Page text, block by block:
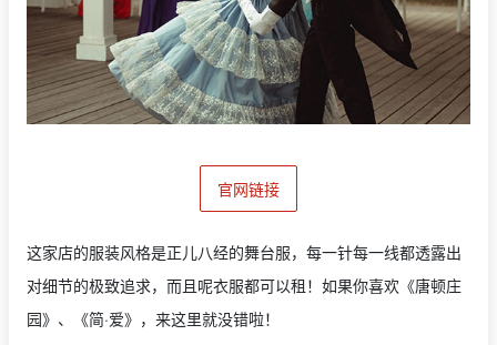
官网链接
这家店的服装风格是正儿八经的舞台服，每一针每一线都透露出
对细节的极致追求，而且呢衣服都可以租！如果你喜欢《唐顿庄
园》、《简·爱》，来这里就没错啦！